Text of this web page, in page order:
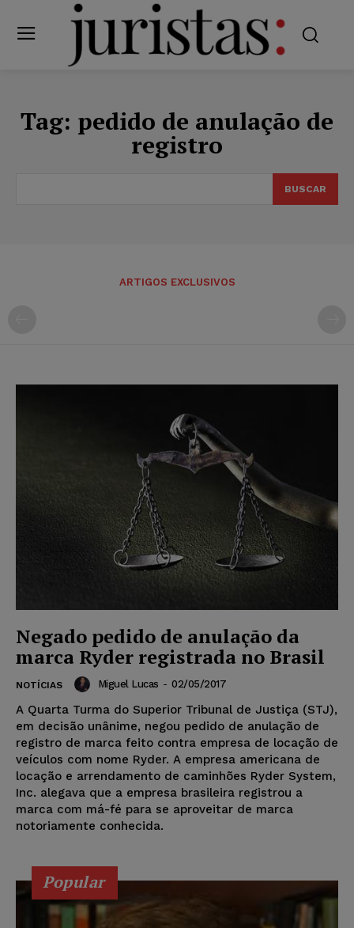
Tag: pedido de anulação de
registro
BUSCAR
ARTIGOS EXCLUSIVOS
Negado pedido de anulação da
marca Ryder registrada no Brasil
NOTÍCIAS Miguel Lucas - 02/05/2017
A Quarta Turma do Superior Tribunal de Justiça (STJ),
em decisão unânime, negou pedido de anulação de
registro de marca feito contra empresa de locação de
veículos com nome Ryder. A empresa americana de
locação e arrendamento de caminhões Ryder System,
Inc. alegava que a empresa brasileira registrou a
marca com má-fé para se aproveitar de marca
notoriamente conhecida.
Popular